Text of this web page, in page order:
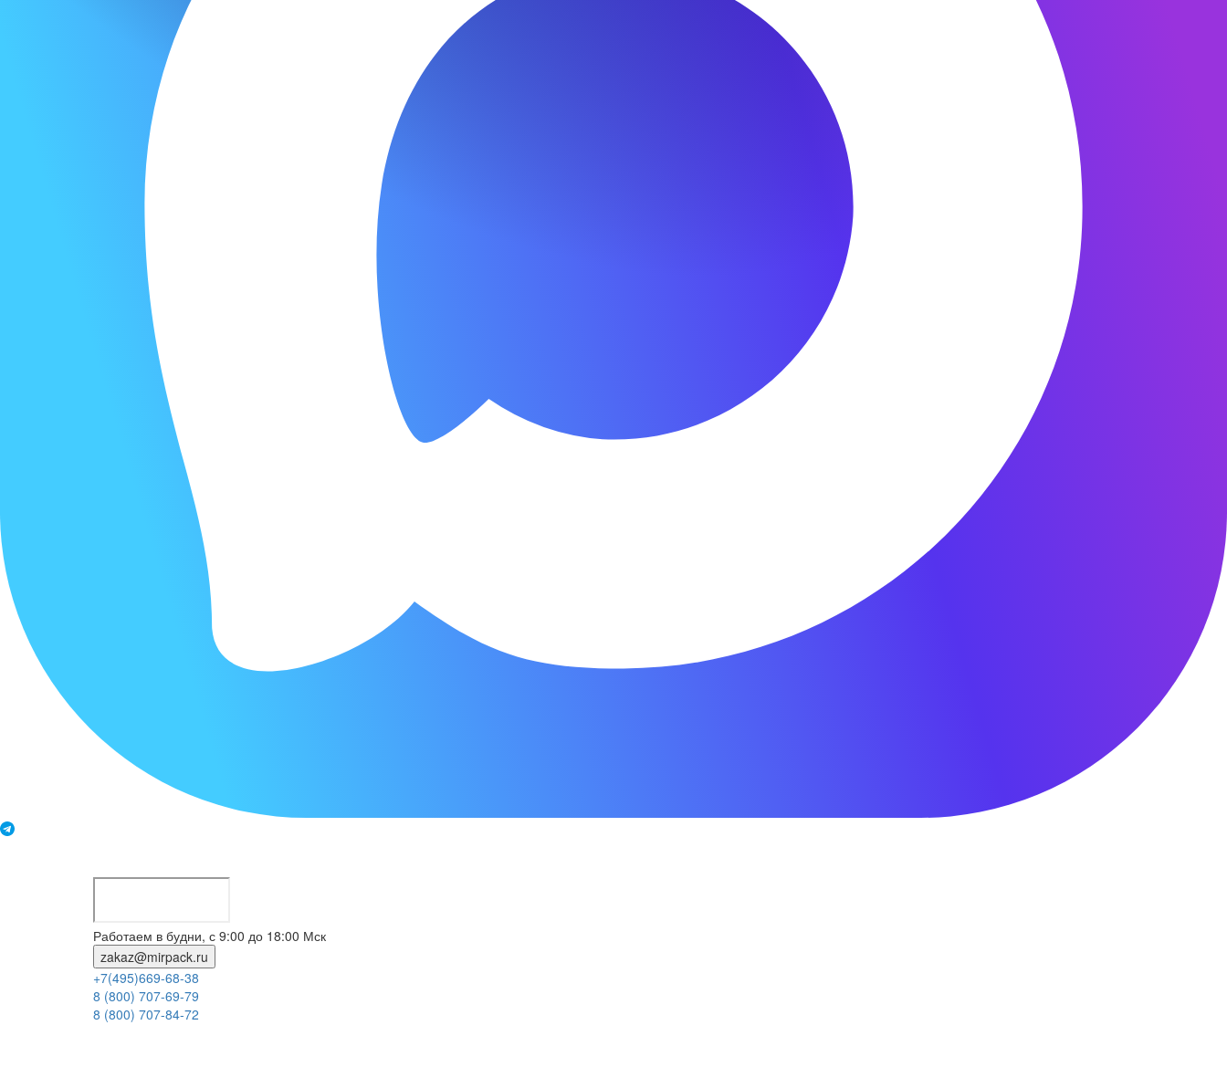
Работаем в будни, с 9:00 до 18:00 Мск
zakaz@mirpack.ru
+7(495)669-68-38
8 (800) 707-69-79
8 (800) 707-84-72